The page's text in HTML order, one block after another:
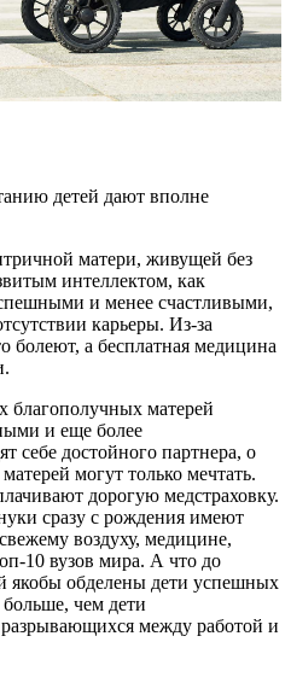
детей дают вполне
матери, живущей без
интеллектом, как
и менее счастливыми,
карьеры. Из-за
болеют, а бесплатная медицина
благополучных матерей
и еще более
себе достойного партнера, о
могут только мечтать.
дорогую медстраховку.
сразу с рождения имеют
воздуху, медицине,
10 вузов мира. А что до
якобы обделены дети успешных
чем дети
между работой и